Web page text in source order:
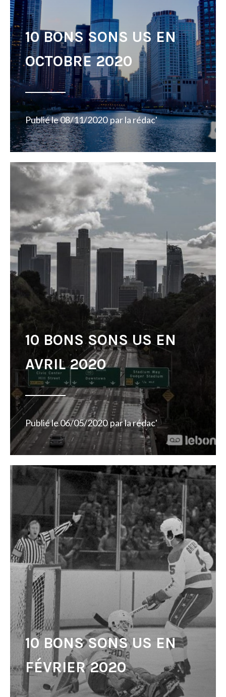
10 BONS SONS US EN
OCTOBRE 2020
Publié le08/11/2020 parla rédac'
10 BONS SONS US EN
AVRIL 2020
Publié le06/05/2020 parla rédac'
10 BONS SONS US EN
FÉVRIER 2020